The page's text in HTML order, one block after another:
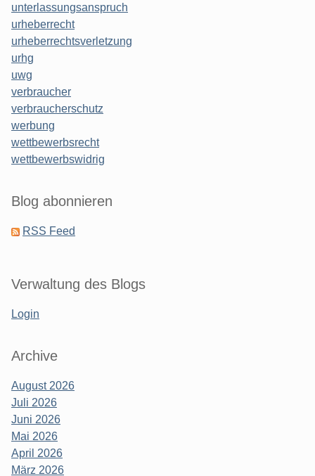
unterlassungsanspruch
urheberrecht
urheberrechtsverletzung
urhg
uwg
verbraucher
verbraucherschutz
werbung
wettbewerbsrecht
wettbewerbswidrig
Blog abonnieren
RSS Feed
Verwaltung des Blogs
Login
Archive
August 2026
Juli 2026
Juni 2026
Mai 2026
April 2026
März 2026